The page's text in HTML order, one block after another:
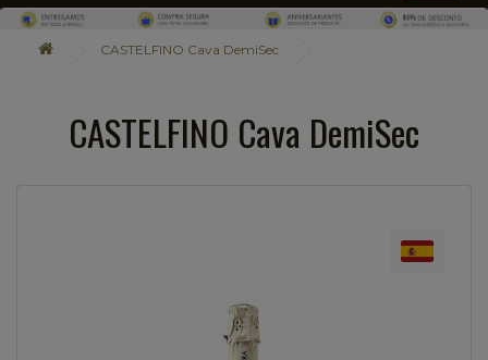
CASTELFINO Cava DemiSec
CASTELFINO Cava DemiSec